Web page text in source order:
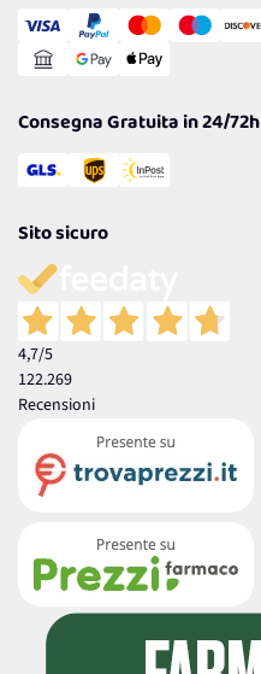
Gestisci Cookie
Reso Facile e Veloce
Consegna Gratuita in 24/72h
Sito sicuro
4,7/5
122.269
Recensioni